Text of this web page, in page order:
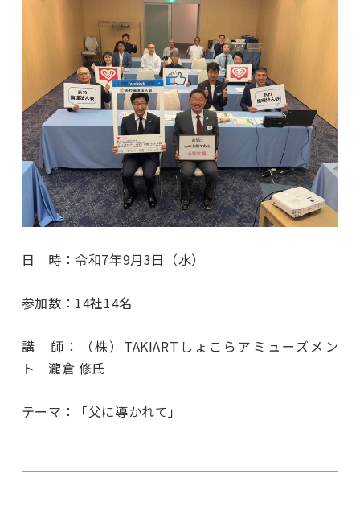
日 時：令和7年9月3日（水）
参加数：14社14名
講 師：（株）TAKIARTしょこらアミューズメン
ト 瀧倉 修氏
テーマ：「父に導かれて」